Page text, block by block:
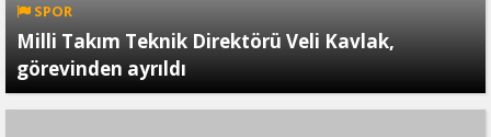
SPOR
Milli Takım Teknik Direktörü Veli Kavlak,
görevinden ayrıldı